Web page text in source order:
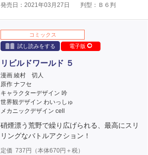
発売日：2021年03月27日
判型：Ｂ６判
コミックス
試し読みをする
電子版
リビルドワールド ５
漫画 綾村 切人
原作 ナフセ
キャラクターデザイン 吟
世界観デザイン わいっしゅ
メカニックデザイン cell
硝煙漂う荒野で繰り広げられる、最高にスリ
リングなバトルアクション！
定価 737 円（本体670円＋税）